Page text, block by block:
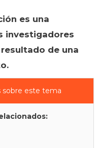
es una
investigadores
de una
sobre este tema